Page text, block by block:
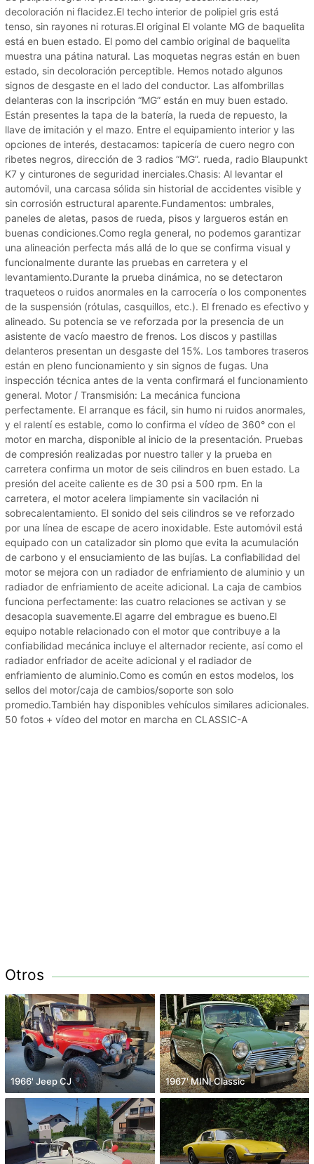
decoloración ni flacidez.El techo interior de polipiel gris está
tenso, sin rayones ni roturas.El original El volante MG de baquelita
está en buen estado. El pomo del cambio original de baquelita
muestra una pátina natural. Las moquetas negras están en buen
estado, sin decoloración perceptible. Hemos notado algunos
signos de desgaste en el lado del conductor. Las alfombrillas
delanteras con la inscripción “MG” están en muy buen estado.
Están presentes la tapa de la batería, la rueda de repuesto, la
llave de imitación y el mazo. Entre el equipamiento interior y las
opciones de interés, destacamos: tapicería de cuero negro con
ribetes negros, dirección de 3 radios “MG”. rueda, radio Blaupunkt
K7 y cinturones de seguridad inerciales.Chasis: Al levantar el
automóvil, una carcasa sólida sin historial de accidentes visible y
sin corrosión estructural aparente.Fundamentos: umbrales,
paneles de aletas, pasos de rueda, pisos y largueros están en
buenas condiciones.Como regla general, no podemos garantizar
una alineación perfecta más allá de lo que se confirma visual y
funcionalmente durante las pruebas en carretera y el
levantamiento.Durante la prueba dinámica, no se detectaron
traqueteos o ruidos anormales en la carrocería o los componentes
de la suspensión (rótulas, casquillos, etc.). El frenado es efectivo y
alineado. Su potencia se ve reforzada por la presencia de un
asistente de vacío maestro de frenos. Los discos y pastillas
delanteros presentan un desgaste del 15%. Los tambores traseros
están en pleno funcionamiento y sin signos de fugas. Una
inspección técnica antes de la venta confirmará el funcionamiento
general. Motor / Transmisión: La mecánica funciona
perfectamente. El arranque es fácil, sin humo ni ruidos anormales,
y el ralentí es estable, como lo confirma el vídeo de 360° con el
motor en marcha, disponible al inicio de la presentación. Pruebas
de compresión realizadas por nuestro taller y la prueba en
carretera confirma un motor de seis cilindros en buen estado. La
presión del aceite caliente es de 30 psi a 500 rpm. En la
carretera, el motor acelera limpiamente sin vacilación ni
sobrecalentamiento. El sonido del seis cilindros se ve reforzado
por una línea de escape de acero inoxidable. Este automóvil está
equipado con un catalizador sin plomo que evita la acumulación
de carbono y el ensuciamiento de las bujías. La confiabilidad del
motor se mejora con un radiador de enfriamiento de aluminio y un
radiador de enfriamiento de aceite adicional. La caja de cambios
funciona perfectamente: las cuatro relaciones se activan y se
desacopla suavemente.El agarre del embrague es bueno.El
equipo notable relacionado con el motor que contribuye a la
confiabilidad mecánica incluye el alternador reciente, así como el
radiador enfriador de aceite adicional y el radiador de
enfriamiento de aluminio.Como es común en estos modelos, los
sellos del motor/caja de cambios/soporte son solo
promedio.También hay disponibles vehículos similares adicionales.
50 fotos + vídeo del motor en marcha en CLASSIC-A
Otros
1966' Jeep CJ 1967' MINI Classic